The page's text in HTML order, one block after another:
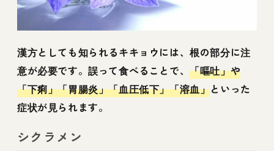
漢方としても知られるキキョウには、根の部分に注
意が必要です。誤って食べることで、「嘔吐」や
「下痢」「胃腸炎」「血圧低下」「溶血」といった
症状が見られます。
シクラメン